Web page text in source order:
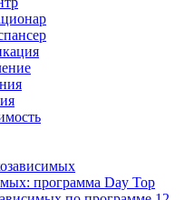
программа Day Top